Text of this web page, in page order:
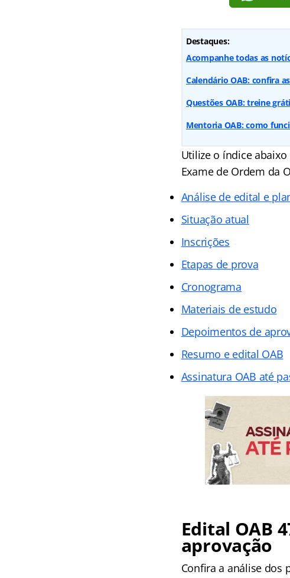
Destaques:
Acompanhe todas as
Calendário OAB: confira
Questões OAB: treine
Mentoria OAB: como
Utilize o índice
Exame de Ordem da
Análise de edital e
Situação atual
Inscrições
Etapas de prova
Cronograma
Materiais de estudo
Depoimentos de
Resumo e edital OAB
Assinatura OAB até
Edital OAB
aprovação
Confira a análise dos